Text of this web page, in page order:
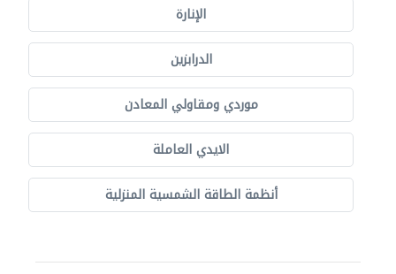
الإنارة
الدرابزين
موردي ومقاولي المعادن
الايدي العاملة
أنظمة الطاقة الشمسية المنزلية